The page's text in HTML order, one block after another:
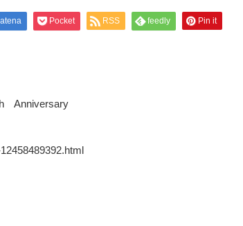
Pocket RSS feedly Pin it
Anniversary